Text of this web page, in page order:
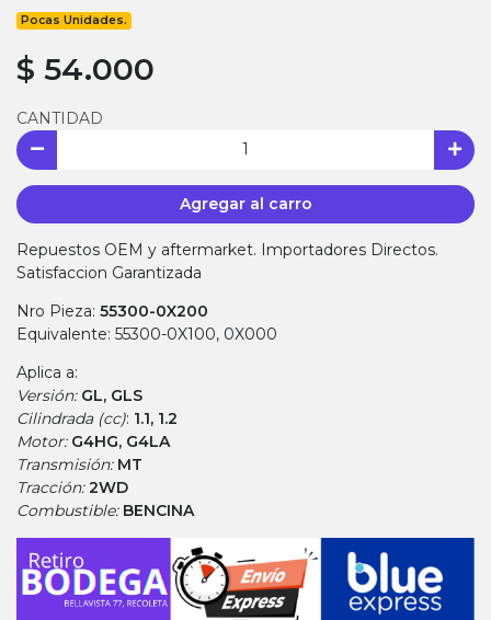
Pocas Unidades.
$ 54.000
CANTIDAD
Agregar al carro
Repuestos OEM y aftermarket. Importadores Directos.
Satisfaccion Garantizada
Nro Pieza: 55300-0X200
Equivalente: 55300-0X100, 0X000
Aplica a:
Versión: GL, GLS
Cilindrada (cc): 1.1, 1.2
Motor: G4HG, G4LA
Transmisión: MT
Tracción:2WD
Combustible: BENCINA